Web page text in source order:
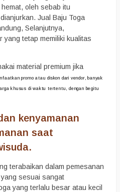
oleh sebab itu
Jual Baju Toga
Selanjutnya,
yang tetap memiliki kualitas
material premium jika
promo atau diskon dari vendor, banyak
khusus di waktu tertentu, dengan begitu
kenyamanan
saat
terabaikan dalam pemesanan
sesuai sangat
yang terlalu besar atau kecil